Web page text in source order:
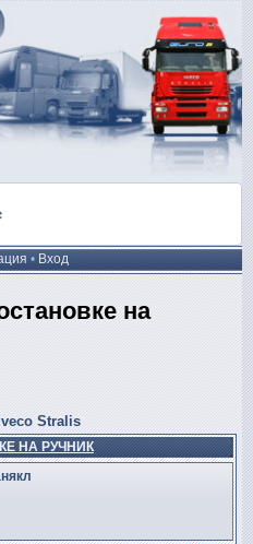
• Вход
на
Iveco Stralis
НА РУЧНИК